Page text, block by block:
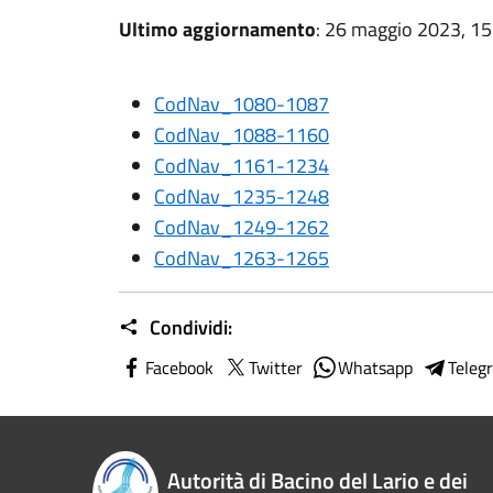
Ultimo aggiornamento: 26 maggio 2023,
CodNav_1080-1087
CodNav_1088-1160
CodNav_1161-1234
CodNav_1235-1248
CodNav_1249-1262
CodNav_1263-1265
Condividi:
Facebook Twitter Whatsapp
Autorità di Bacino del Lario e dei